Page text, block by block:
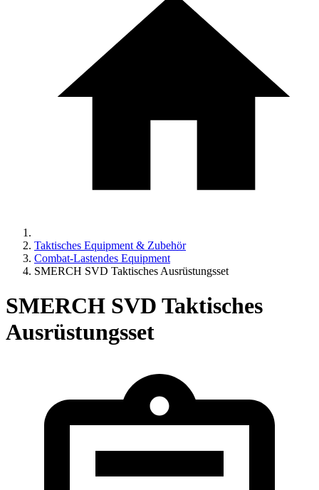
Taktisches Equipment & Zubehör
Combat-Lastendes Equipment
SMERCH SVD Taktisches Ausrüstungsset
SMERCH SVD Taktisches
Ausrüstungsset